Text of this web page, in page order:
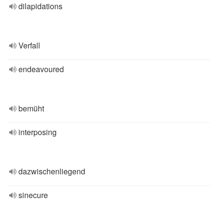
dilapidations
Verfall
endeavoured
bemüht
interposing
dazwischenliegend
sinecure